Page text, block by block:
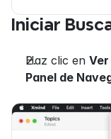
Iniciar
Haz clic en Ver
Panel de